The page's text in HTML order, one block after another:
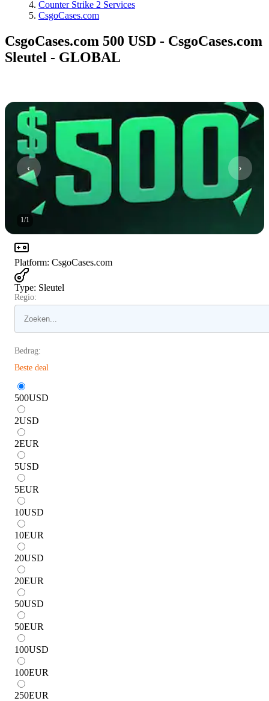
Counter Strike 2 Services
CsgoCases.com
CsgoCases.com 500 USD - CsgoCases.com
Sleutel - GLOBAL
1/1
Platform: CsgoCases.com
Type: Sleutel
Regio:
Bedrag:
Beste deal
500USD
2USD
2EUR
5USD
5EUR
10USD
10EUR
20USD
20EUR
50USD
50EUR
100USD
100EUR
250EUR